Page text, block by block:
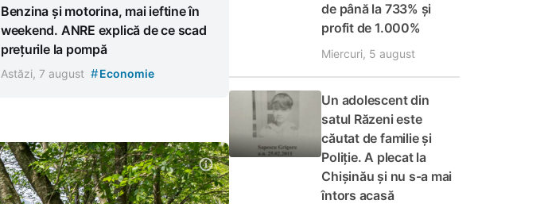
Benzina și motorina, mai ieftine în
weekend. ANRE explică de ce scad
prețurile la pompă
Astăzi, 7 august #Economie
de până la 733% și
profit de 1.000%
Miercuri, 5 august
Un adolescent din
satul Răzeni este
căutat de familie și
Poliție. A plecat la
Chișinău și nu s-a mai
întors acasă